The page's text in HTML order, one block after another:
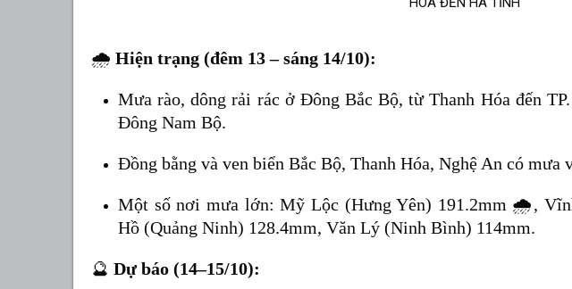
🌧️ Hiện trạng (đêm 13 – sáng 14/10):
Mưa rào, dông rải rác ở Đông Bắc Bộ, từ Thanh Hóa đến
Đông Nam Bộ.
Đồng bằng và ven biển Bắc Bộ, Thanh Hóa, Nghệ An có mưa
Một số nơi mưa lớn: Mỹ Lộc (Hưng Yên) 191.2mm 🌧️,
Hồ (Quảng Ninh) 128.4mm, Văn Lý (Ninh Bình) 114mm.
🔮 Dự báo (14–15/10):